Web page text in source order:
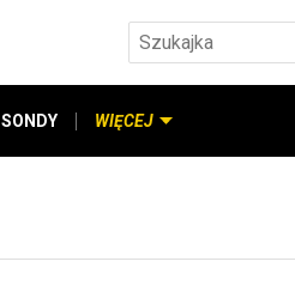
SONDY WIĘCEJ